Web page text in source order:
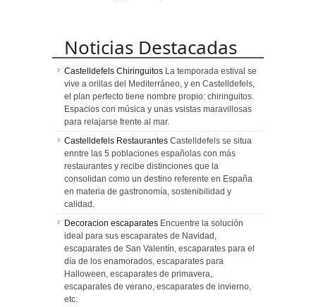
Noticias Destacadas
Castelldefels Chiringuitos La temporada estival se
vive a orillas del Mediterráneo, y en Castelldefels,
el plan perfecto tiene nombre propio: chiringuitos.
Espacios con música y unas vsistas maravillosas
para relajarse frente al mar.
Castelldefels Restaurantes Castelldefels se situa
enntre las 5 poblaciones españolas con más
restaurantes y recibe distinciones que la
consolidan como un destino referente en España
en materia de gastronomía, sostenibilidad y
calidad.
Decoracion escaparates Encuentre la solución
ideal para sus escaparates de Navidad,
escaparates de San Valentín, escaparates para el
día de los enamorados, escaparates para
Halloween, escaparates de primavera,
escaparates de verano, escaparates de invierno,
etc.